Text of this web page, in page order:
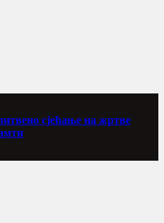
сјећање на жртве